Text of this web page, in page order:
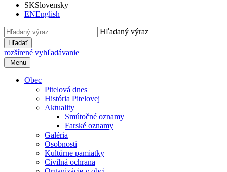
SKSlovensky
ENEnglish
Hľadaný výraz
Hľadať
rozšírené vyhľadávanie
Menu
Obec
Pitelová dnes
História Pitelovej
Aktuality
Smútočné oznamy
Farské oznamy
Galéria
Osobnosti
Kultúrne pamiatky
Civilná ochrana